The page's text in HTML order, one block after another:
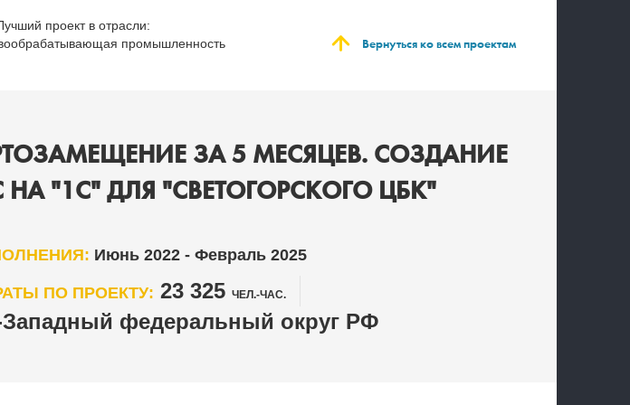
проект в отрасли:
промышленность
Вернуться ко всем проектам
ЗА 5 МЕСЯЦЕВ. СОЗДАНИЕ
"1С" ДЛЯ "СВЕТОГОРСКОГО ЦБК"
Июнь 2022 - Февраль 2025
ПО ПРОЕКТУ: 23 325 ЧЕЛ.-ЧАС.
федеральный округ РФ